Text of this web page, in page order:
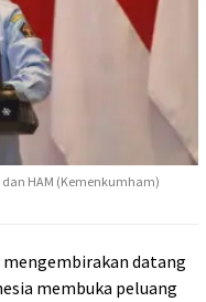
HAM (Kemenkumham)
datang
membuka peluang